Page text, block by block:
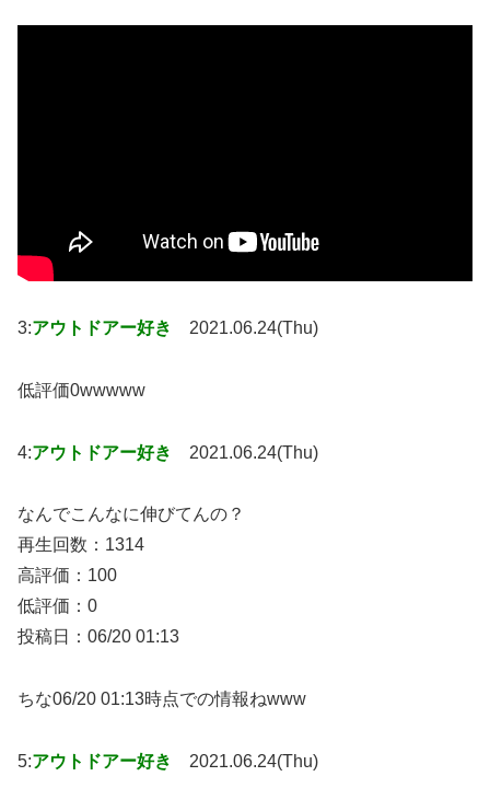
3:アウトドアー好き 2021.06.24(Thu)
低評価0wwwww
4:アウトドアー好き 2021.06.24(Thu)
なんでこんなに伸びてんの？
再生回数：1314
高評価：100
低評価：0
投稿日：06/20 01:13
ちな06/20 01:13時点での情報ねwww
5:アウトドアー好き 2021.06.24(Thu)